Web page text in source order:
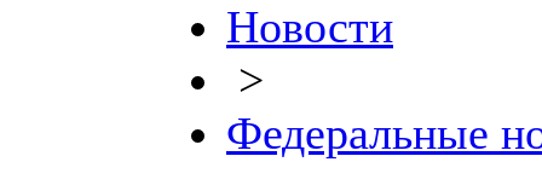
Новости
>
Федеральные